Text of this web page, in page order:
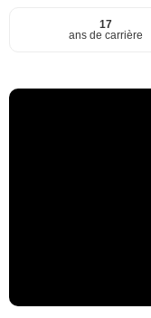
17
ans de carrière